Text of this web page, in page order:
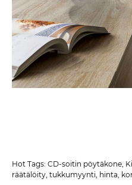
Hot Tags: CD-soitin pöytäkone,
räätälöity, tukkumyynti, hinta,